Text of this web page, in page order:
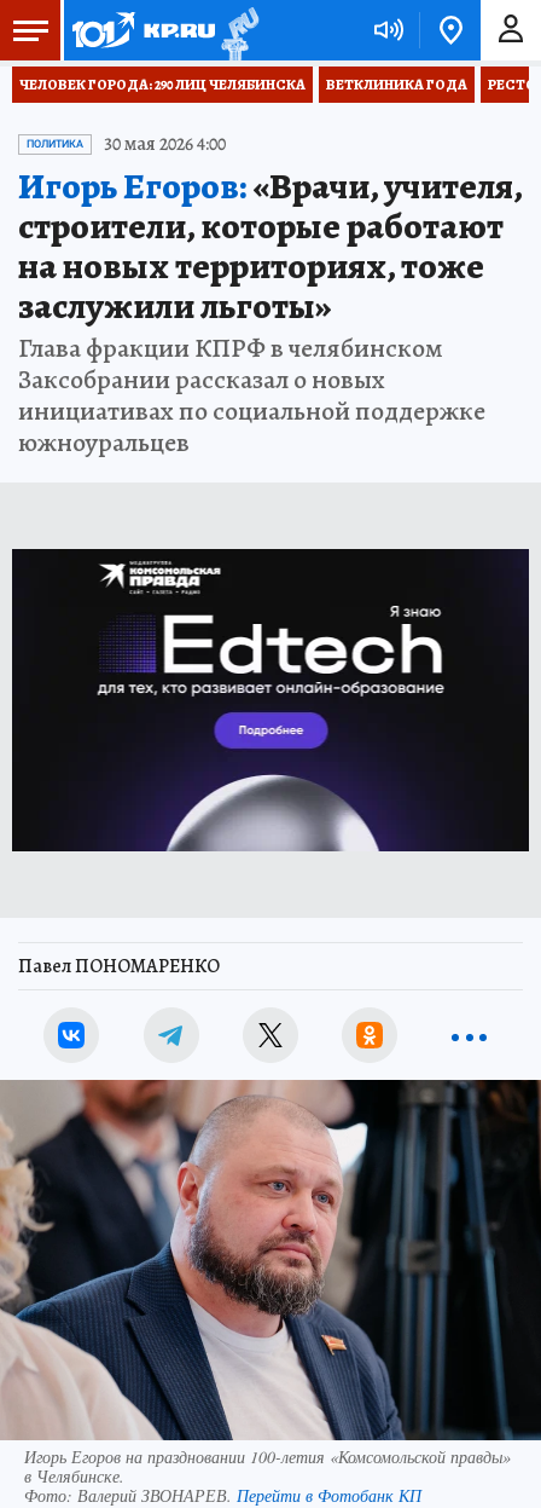
ЧЕЛОВЕК ГОРОДА: 290 ЛИЦ ЧЕЛЯБИНСКА ВЕТКЛИНИКА ГОДА
ПОЛИТИКА 30 мая 2026 4:00
Игорь Егоров:«Врачи, учителя,
строители, которые работают
на новых территориях, тоже
заслужили льготы»
Глава фракции КПРФ в челябинском
Заксобрании рассказал о новых
инициативах по социальной поддержке
южноуральцев
Павел ПОНОМАРЕНКО
Игорь Егоров на праздновании 100-летия «Комсомольской правды»
в Челябинске.
Фото: Валерий ЗВОНАРЕВ. Перейти в Фотобанк КП